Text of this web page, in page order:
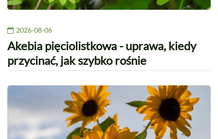
2026-08-06
Akebia pięciolistkowa - uprawa, kiedy
przycinać, jak szybko rośnie